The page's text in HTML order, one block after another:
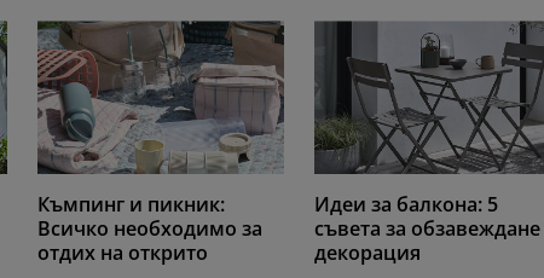
Къмпинг и пикник:
Всичко необходимо за
отдих на открито
Идеи за балкона: 5
съвета за
декорация